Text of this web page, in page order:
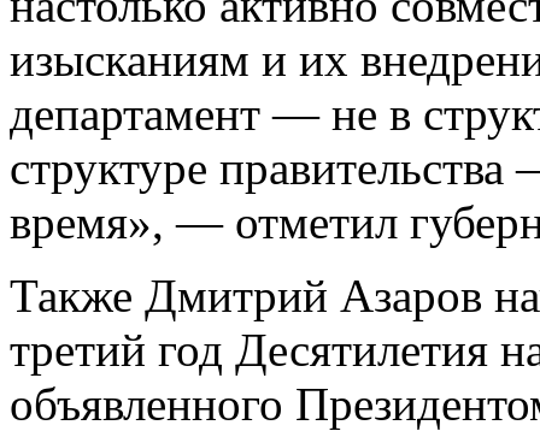
изысканиям и их
департамент — не в
структуре
время», — отметил
Также Дмитрий Азаров
третий год Десятилетия
объявленного